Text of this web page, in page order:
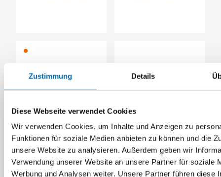
Zustimmung Details
Diese Webseite verwendet Cookies
Wir verwenden Cookies, um Inhalte und Anzeigen zu
Funktionen für soziale Medien anbieten zu können und die
unsere Website zu analysieren. Außerdem geben wir
Verwendung unserer Website an unsere Partner für soziale
Werbung und Analysen weiter. Unsere Partner führen diese
Hettich
Paralleladapter für
Kreuzmontageplatten
Artikel-Nr. 09289695
Hettich
Montageplatte zum
Kleben, Zinkdruckguss